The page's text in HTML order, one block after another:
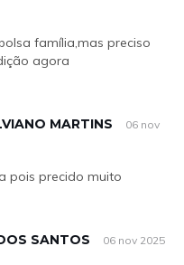
família,mas preciso
agora
MARTINS 06 nov
pois precido muito
SANTOS 06 nov 2025